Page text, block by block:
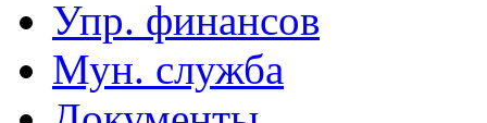
Упр. финансов
Мун. служба